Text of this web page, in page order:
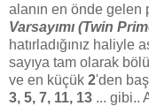
alanın en önde gelen
Varsayımı (Twin
hatırladığınız haliyle
sayıya tam olarak
ve en küçük 2'den
3, 5, 7, 11, 13 ... gibi..